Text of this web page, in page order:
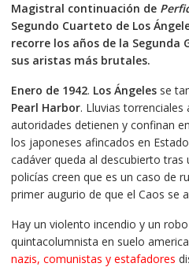
original
era:
€9.99.
actual
es:
€9.49.
Magistral continuación de
Segundo Cuarteto de Los
recorre los años de la Segunda
sus aristas más brutales.
Enero de 1942. Los Ángelesse
Pearl Harbor. Lluvias torrenciales
autoridades detienen y confinan en
los japoneses afincados en
cadáver queda al descubierto
policías creen que es un caso de
primer augurio de que el Caos se
Hay un violento incendio y un
quintacolumnista en suelo
nazis, comunistas y estafadores